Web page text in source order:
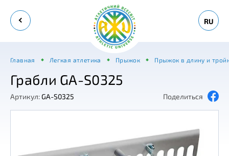
RU
Главная Легкая атлетика Прыжок Прыжок в длину и
Артикул:GA-S0325 Поделиться
Грабли GA-S0325